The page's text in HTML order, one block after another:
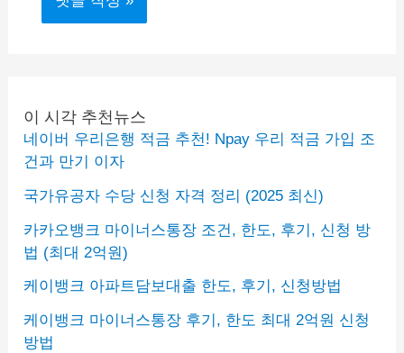
이 시각 추천뉴스
네이버 우리은행 적금 추천! Npay 우리 적금 가입 조
건과 만기 이자
국가유공자 수당 신청 자격 정리 (2025 최신)
카카오뱅크 마이너스통장 조건, 한도, 후기, 신청 방
법 (최대 2억원)
케이뱅크 아파트담보대출 한도, 후기, 신청방법
케이뱅크 마이너스통장 후기, 한도 최대 2억원 신청
방법